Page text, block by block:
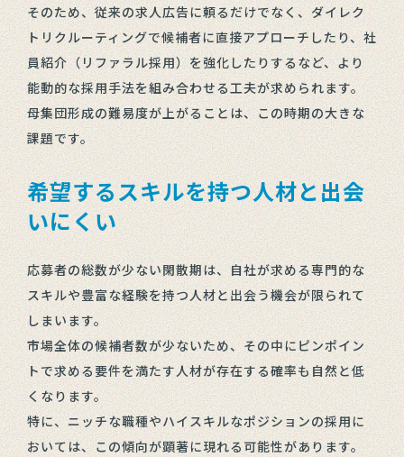
そのため、従来の求人広告に頼るだけでなく、ダイレク
トリクルーティングで候補者に直接アプローチしたり、社
員紹介（リファラル採用）を強化したりするなど、より
能動的な採用手法を組み合わせる工夫が求められます。
母集団形成の難易度が上がることは、この時期の大きな
課題です。
希望するスキルを持つ人材と出会
いにくい
応募者の総数が少ない閑散期は、自社が求める専門的な
スキルや豊富な経験を持つ人材と出会う機会が限られて
しまいます。
市場全体の候補者数が少ないため、その中にピンポイン
トで求める要件を満たす人材が存在する確率も自然と低
くなります。
特に、ニッチな職種やハイスキルなポジションの採用に
おいては、この傾向が顕著に現れる可能性があります。